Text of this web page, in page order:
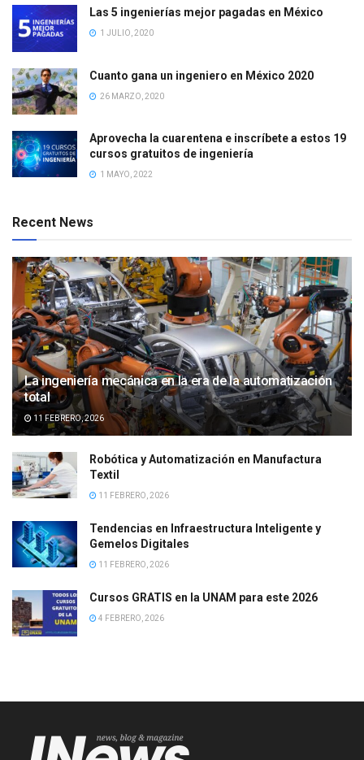
Las 5 ingenierías mejor pagadas en México
1 JULIO, 2020
Cuanto gana un ingeniero en México 2020
26 MARZO, 2020
Aprovecha la cuarentena e inscríbete a estos 19
cursos gratuitos de ingeniería
1 MAYO, 2022
Recent News
La ingeniería mecánica en la era de la automatización
total
11 FEBRERO, 2026
Robótica y Automatización en Manufactura
Textil
11 FEBRERO, 2026
Tendencias en Infraestructura Inteligente y
Gemelos Digitales
11 FEBRERO, 2026
Cursos GRATIS en la UNAM para este 2026
4 FEBRERO, 2026